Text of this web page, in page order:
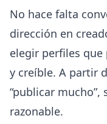
No hace falta
dirección en
elegir perfiles que
y creíble. A partir
“publicar
razonable.